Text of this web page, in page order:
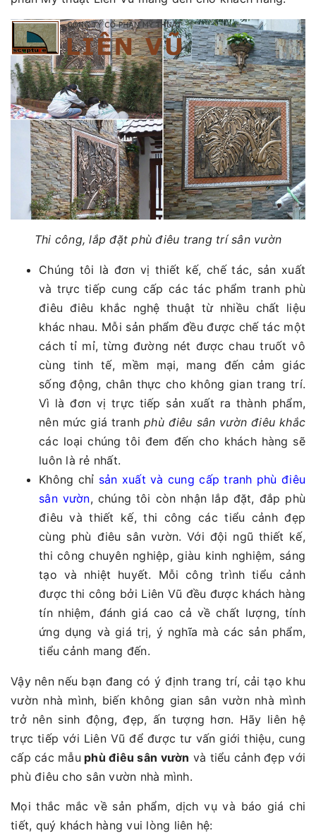
Thi công, lắp đặt phù điêu trang trí sân vườn
Chúng tôi là đơn vị thiết kế, chế tác, sản xuất
và trực tiếp cung cấp các tác phẩm tranh phù
điêu điêu khắc nghệ thuật từ nhiều chất liệu
khác nhau. Mỗi sản phẩm đều được chế tác một
cách tỉ mỉ, từng đường nét được chau truốt vô
cùng tinh tế, mềm mại, mang đến cảm giác
sống động, chân thực cho không gian trang trí.
Vì là đơn vị trực tiếp sản xuất ra thành phẩm,
nên mức giá tranhphù điêu sân vườn điêu khắc
các loại chúng tôi đem đến cho khách hàng sẽ
luôn là rẻ nhất.
Không chỉ sản xuất và cung cấp tranh phù điêu
sân vườn, chúng tôi còn nhận lắp đặt, đắp phù
điêu và thiết kế, thi công các tiểu cảnh đẹp
cùng phù điêu sân vườn. Với đội ngũ thiết kế,
thi công chuyên nghiệp, giàu kinh nghiệm, sáng
tạo và nhiệt huyết. Mỗi công trình tiểu cảnh
được thi công bởi Liên Vũ đều được khách hàng
tín nhiệm, đánh giá cao cả về chất lượng, tính
ứng dụng và giá trị, ý nghĩa mà các sản phẩm,
tiểu cảnh mang đến.
Vậy nên nếu bạn đang có ý định trang trí, cải tạo khu
vườn nhà mình, biến không gian sân vườn nhà mình
trở nên sinh động, đẹp, ấn tượng hơn. Hãy liên hệ
trực tiếp với Liên Vũ để được tư vấn giới thiệu, cung
cấp các mẫu phù điêu sân vườn và tiểu cảnh đẹp với
phù điêu cho sân vườn nhà mình.
Mọi thắc mắc về sản phẩm, dịch vụ và báo giá chi
tiết, quý khách hàng vui lòng liên hệ: